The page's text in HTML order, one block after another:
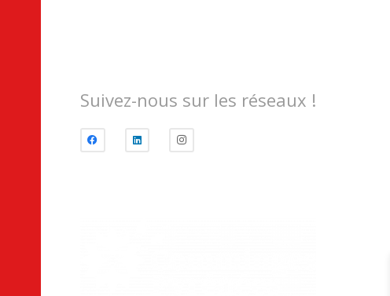
Suivez-nous sur les réseaux !